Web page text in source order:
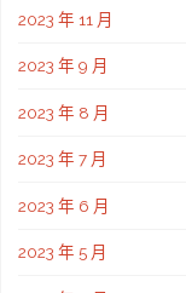
2023 年 11 月
2023 年 9 月
2023 年 8 月
2023 年 7 月
2023 年 6 月
2023 年 5 月